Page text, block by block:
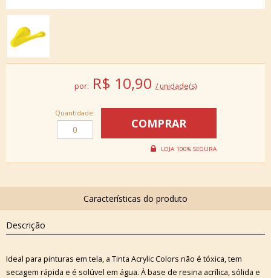
por: R$ 10,90 / unidade(s)
Quantidade:
Descrição
Ideal para pinturas em tela, a Tinta Acrylic Colors não é tóxica, tem
secagem rápida e é solúvel em água. À base de resina acrílica, sólida e